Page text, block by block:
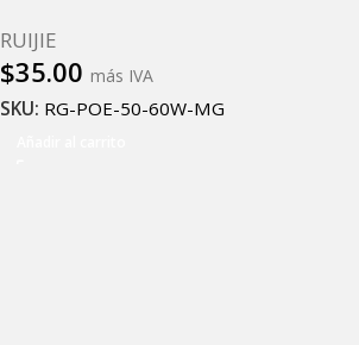
RUIJIE
$35.00 más IVA
SKU: RG-POE-50-60W-MG